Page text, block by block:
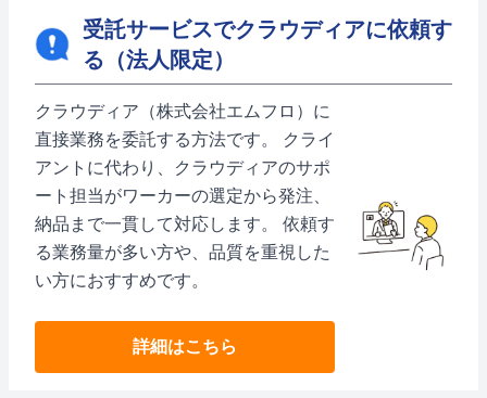
受託サービスでクラウディアに依頼す
る（法人限定）
クラウディア（株式会社エムフロ）に
直接業務を委託する方法です。 クライ
アントに代わり、クラウディアのサポ
ート担当がワーカーの選定から発注、
納品まで一貫して対応します。 依頼す
る業務量が多い方や、品質を重視した
い方におすすめです。
詳細はこちら